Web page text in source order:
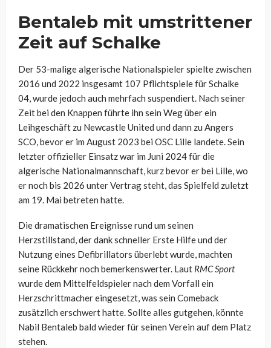
Bentaleb mit umstrittener
Zeit auf Schalke
Der 53-malige algerische Nationalspieler spielte zwischen
2016 und 2022 insgesamt 107 Pflichtspiele für Schalke
04, wurde jedoch auch mehrfach suspendiert. Nach seiner
Zeit bei den Knappen führte ihn sein Weg über ein
Leihgeschäft zu Newcastle United und dann zu Angers
SCO, bevor er im August 2023 bei OSC Lille landete. Sein
letzter offizieller Einsatz war im Juni 2024 für die
algerische Nationalmannschaft, kurz bevor er bei Lille, wo
er noch bis 2026 unter Vertrag steht, das Spielfeld zuletzt
am 19. Mai betreten hatte.
Die dramatischen Ereignisse rund um seinen
Herzstillstand, der dank schneller Erste Hilfe und der
Nutzung eines Defibrillators überlebt wurde, machten
seine Rückkehr noch bemerkenswerter. Laut RMC Sport
wurde dem Mittelfeldspieler nach dem Vorfall ein
Herzschrittmacher eingesetzt, was sein Comeback
zusätzlich erschwert hatte. Sollte alles gutgehen, könnte
Nabil Bentaleb bald wieder für seinen Verein auf dem Platz
stehen.